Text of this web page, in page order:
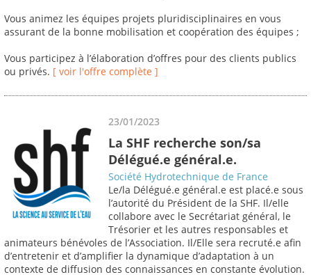
Vous animez les équipes projets pluridisciplinaires en vous
assurant de la bonne mobilisation et coopération des équipes ;
Vous participez à l’élaboration d’offres pour des clients publics
ou privés. [ voir l'offre complète ]
23/01/2023
La SHF recherche son/sa
Délégué.e général.e.
Société Hydrotechnique de France
Le/la Délégué.e général.e est placé.e sous
l’autorité du Président de la SHF. Il/elle
collabore avec le Secrétariat général, le
Trésorier et les autres responsables et
animateurs bénévoles de l’Association. Il/Elle sera recruté.e afin
d’entretenir et d’amplifier la dynamique d’adaptation à un
contexte de diffusion des connaissances en constante évolution.